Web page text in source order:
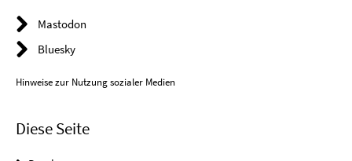
Mastodon
Bluesky
Hinweise zur Nutzung sozialer Medien
Diese Seite